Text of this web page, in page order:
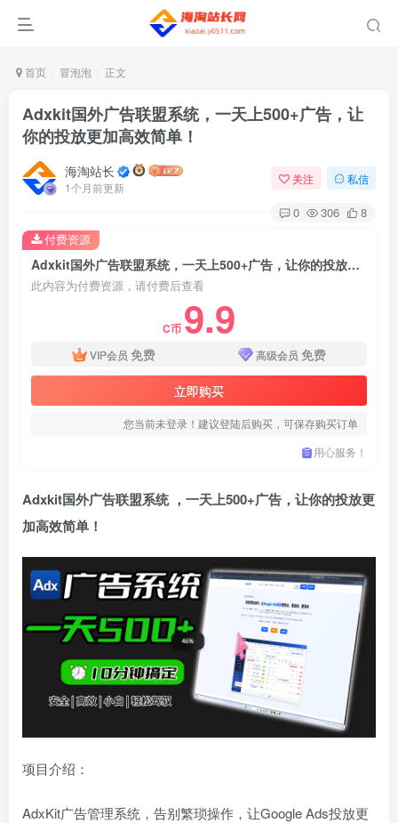
首页 冒泡泡 正文
Adxkit国外广告联盟系统，一天上500+广告，让
你的投放更加高效简单！
海淘站长
1个月前更新
关注 私信
0 306 8
Adxkit国外广告联盟系统，一天上500+广告，让你的投放更加高效简单！
此内容为付费资源，请付费后查看
C币 9.9
VIP会员 免费 高级会员 免费
立即购买
您当前未登录！建议登陆后购买，可保存购买订单
用心服务！
付费资源
Adxkit国外广告联盟系统 ，一天上500+广告，让你的投放更
加高效简单！
项目介绍：
AdxKit广告管理系统，告别繁琐操作，让Google Ads投放更